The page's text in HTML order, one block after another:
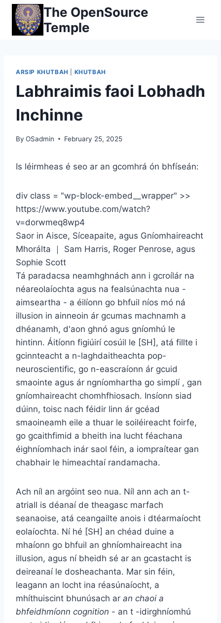
Skip
content
The OpenSource
Temple
ARSIP KHUTBAH KHUTBAH
Labhraimis faoi Lobhadh
Inchinne
By OSadmin February 25, 2025
Is léirmheas é seo ar an gcomhrá ón bhfíseán:
div class = "wp-block-embed__wrapper" >>
https://www.youtube.com/watch?
v=dorwmeq8wp4
Saor in Aisce, Síceapaite, agus Gníomhaireacht
Mhorálta ｜ Sam Harris, Roger Penrose, agus
Sophie Scott
Tá paradacsa neamhghnách ann i gcroílár na
néareolaíochta agus na fealsúnachta nua -
aimseartha - a éilíonn go bhfuil níos mó ná
illusion in ainneoin ár gcumas machnamh a
dhéanamh, d'aon ghnó agus gníomhú le
hintinn. Áitíonn figiúirí cosúil le [SH], atá fillte i
gcinnteacht a n-laghdaitheachta pop-
neuroscientific, go n-eascraíonn ár gcuid
smaointe agus ár ngníomhartha go simplí , gan
gníomhaireacht chomhfhiosach. Insíonn siad
dúinn, toisc nach féidir linn ár gcéad
smaoineamh eile a thuar le soiléireacht foirfe,
go gcaithfimid a bheith ina lucht féachana
éighníomhach inár saol féin, a iompraítear gan
chabhair le himeachtaí randamacha.
Ach níl an argóint seo nua. Níl ann ach an t-
atriall is déanaí de theagasc marfach
seanaoise, atá ceangailte anois i dtéarmaíocht
eolaíochta. Ní hé [SH] an chéad duine a
mhaíonn go bhfuil an ghníomhaireacht ina
illusion, agus ní bheidh sé ar an gcastacht is
deireanaí le dosheachanta. Mar sin féin,
leagann an locht ina réasúnaíocht, a
mhíthuiscint bhunúsach ar an chaoi a
bhfeidhmíonn cognition - an t -idirghníomhú